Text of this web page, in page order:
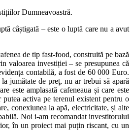
Dumneavoastră.
câștigată – este o luptă care nu a avut
de tip fast-food, construită pe bază
valoarea investiției – se presupunea că
contabilă, a fost de 60 000 Euro.
jumătate de preț, nu ar trebui să apară
este amplasată cafeneaua și care este
activa pe terenul existent pentru o
conexiunea la apă, electricitate, și alte
Noi i-am recomandat investitorului
în un proiect mai puțin riscant, cu un